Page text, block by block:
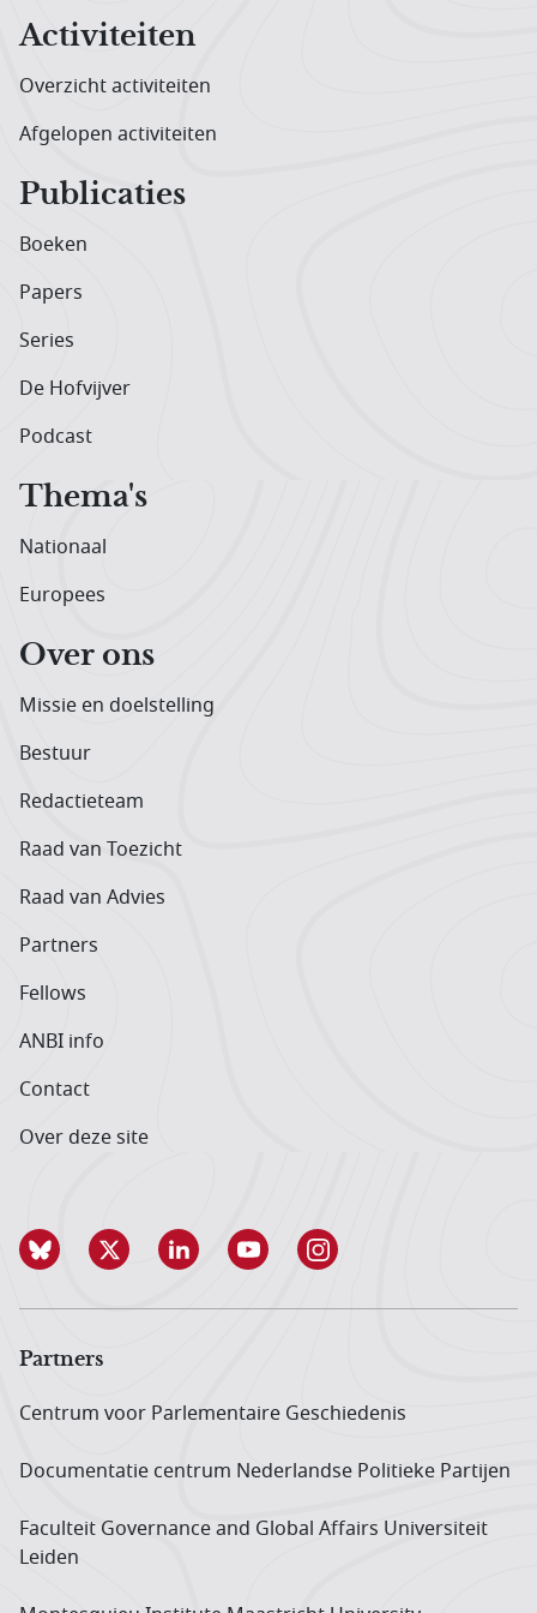
Activiteiten
Overzicht activiteiten
Afgelopen activiteiten
Publicaties
Boeken
Papers
Series
De Hofvijver
Podcast
Thema's
Nationaal
Europees
Over ons
Missie en doelstelling
Bestuur
Redactieteam
Raad van Toezicht
Raad van Advies
Partners
Fellows
ANBI info
Contact
Over deze site
Partners
Centrum voor Parlementaire Geschiedenis
Documentatie centrum Neder­landse Politieke Partijen
Faculteit Governance and Global Affairs Universiteit
Leiden